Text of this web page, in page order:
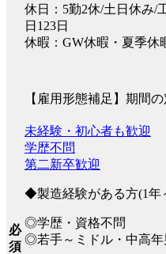
休日：5勤2休/土日休み/
日123日
休暇：GW休暇・夏季休
【雇用形態補足】期間
必
須
未経験・初心者も歓迎
学歴不問
第二新卒歓迎
◆製造経験がある方(1年
◎学歴・資格不問
◎若手～ミドル・中高年